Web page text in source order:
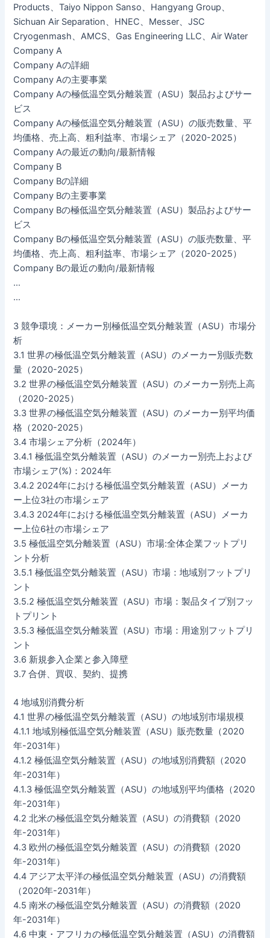
Products、Taiyo Nippon Sanso、Hangyang Group、
Sichuan Air Separation、HNEC、Messer、JSC
Cryogenmash、AMCS、Gas Engineering LLC、Air Water
Company A
Company Aの詳細
Company Aの主要事業
Company Aの極低温空気分離装置（ASU）製品およびサー
ビス
Company Aの極低温空気分離装置（ASU）の販売数量、平
均価格、売上高、粗利益率、市場シェア（2020-2025）
Company Aの最近の動向/最新情報
Company B
Company Bの詳細
Company Bの主要事業
Company Bの極低温空気分離装置（ASU）製品およびサー
ビス
Company Bの極低温空気分離装置（ASU）の販売数量、平
均価格、売上高、粗利益率、市場シェア（2020-2025）
Company Bの最近の動向/最新情報
…
…
3 競争環境：メーカー別極低温空気分離装置（ASU）市場分
析
3.1 世界の極低温空気分離装置（ASU）のメーカー別販売数
量（2020-2025）
3.2 世界の極低温空気分離装置（ASU）のメーカー別売上高
（2020-2025）
3.3 世界の極低温空気分離装置（ASU）のメーカー別平均価
格（2020-2025）
3.4 市場シェア分析（2024年）
3.4.1 極低温空気分離装置（ASU）のメーカー別売上および
市場シェア(%)：2024年
3.4.2 2024年における極低温空気分離装置（ASU）メーカ
ー上位3社の市場シェア
3.4.3 2024年における極低温空気分離装置（ASU）メーカ
ー上位6社の市場シェア
3.5 極低温空気分離装置（ASU）市場:全体企業フットプリ
ント分析
3.5.1 極低温空気分離装置（ASU）市場：地域別フットプリ
ント
3.5.2 極低温空気分離装置（ASU）市場：製品タイプ別フッ
トプリント
3.5.3 極低温空気分離装置（ASU）市場：用途別フットプリ
ント
3.6 新規参入企業と参入障壁
3.7 合併、買収、契約、提携
4 地域別消費分析
4.1 世界の極低温空気分離装置（ASU）の地域別市場規模
4.1.1 地域別極低温空気分離装置（ASU）販売数量（2020
年-2031年）
4.1.2 極低温空気分離装置（ASU）の地域別消費額（2020
年-2031年）
4.1.3 極低温空気分離装置（ASU）の地域別平均価格（2020
年-2031年）
4.2 北米の極低温空気分離装置（ASU）の消費額（2020
年-2031年）
4.3 欧州の極低温空気分離装置（ASU）の消費額（2020
年-2031年）
4.4 アジア太平洋の極低温空気分離装置（ASU）の消費額
（2020年-2031年）
4.5 南米の極低温空気分離装置（ASU）の消費額（2020
年-2031年）
4.6 中東・アフリカの極低温空気分離装置（ASU）の消費額